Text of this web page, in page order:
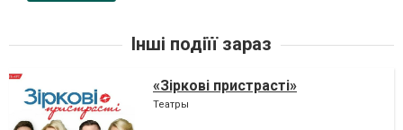
Інші подіїї зараз
«Зіркові пристрасті»
Театры